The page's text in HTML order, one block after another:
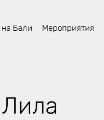
Бали Мероприятия